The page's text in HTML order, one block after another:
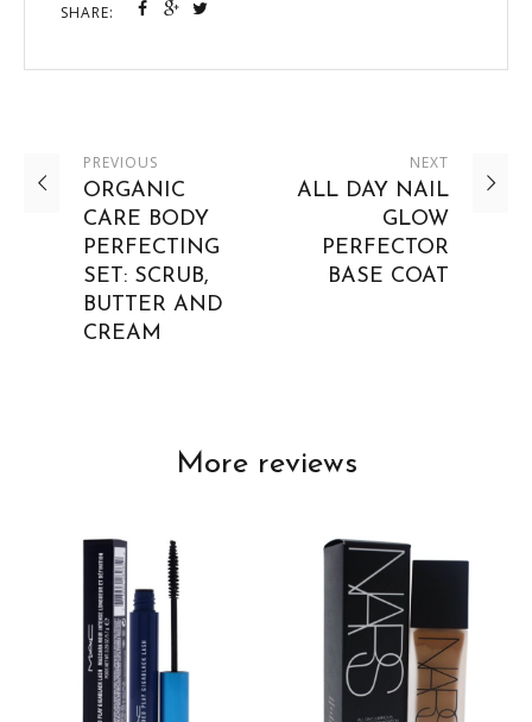
SHARE:
PREVIOUS
ORGANIC
CARE BODY
PERFECTING
SET: SCRUB,
BUTTER AND
CREAM
NEXT
ALL DAY NAIL
GLOW
PERFECTOR
BASE COAT
More reviews